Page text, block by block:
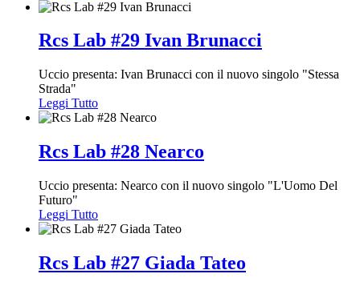
Rcs Lab #29 Ivan Brunacci
Uccio presenta: Ivan Brunacci con il nuovo singolo "Stessa
Strada"
Leggi Tutto
Rcs Lab #28 Nearco
Uccio presenta: Nearco con il nuovo singolo "L'Uomo Del
Futuro"
Leggi Tutto
Rcs Lab #27 Giada Tateo